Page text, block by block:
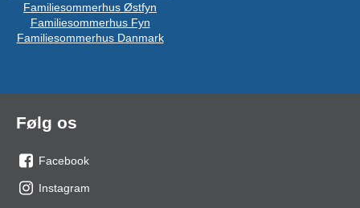
Familiesommerhus Østfyn
Familiesommerhus Fyn
Familiesommerhus Danmark
Følg os
os
på
Facebook
Instagram